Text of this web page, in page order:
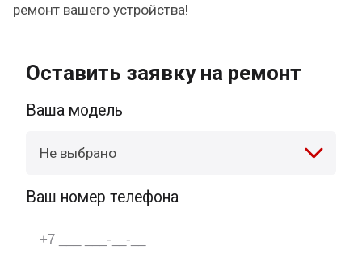
ремонт вашего устройства!
Оставить заявку на ремонт
Ваша модель
Не выбрано
Ваш номер телефона